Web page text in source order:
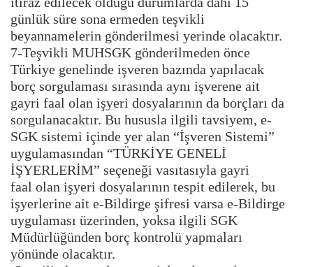
günlük süre sona ermeden teşvikli
beyannamelerin gönderilmesi yerinde olacaktır.
7-Teşvikli MUHSGK gönderilmeden önce
Türkiye genelinde işveren bazında yapılacak
borç sorgulaması sırasında aynı işverene ait
gayri faal olan işyeri dosyalarının da borçları da
sorgulanacaktır. Bu hususla ilgili tavsiyem, e-
SGK sistemi içinde yer alan “İşveren Sistemi”
uygulamasından “TÜRKİYE GENELİ
İŞYERLERİM” seçeneği vasıtasıyla gayri
faal olan işyeri dosyalarının tespit edilerek, bu
işyerlerine ait e-Bildirge şifresi varsa e-Bildirge
uygulaması üzerinden, yoksa ilgili SGK
Müdürlüğünden borç kontrolü yapmaları
yönünde olacaktır.